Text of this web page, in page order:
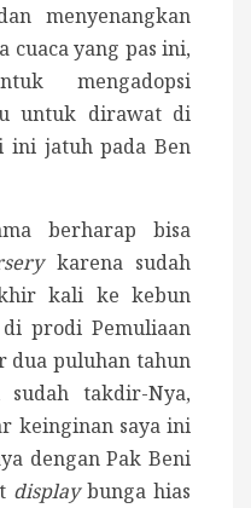
menyenangkan
cuaca yang pas ini,
mengadopsi
untuk dirawat di
ini jatuh pada Ben
berharap bisa
karena sudah
kali ke kebun
prodi Pemuliaan
dua puluhan tahun
takdir-Nya,
keinginan saya ini
dengan Pak Beni
displaybunga hias